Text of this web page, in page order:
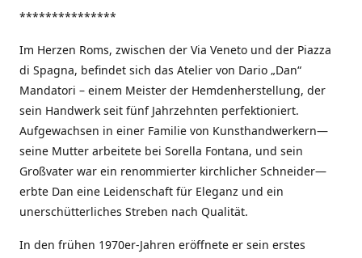
***************
Im Herzen Roms, zwischen der Via Veneto und der Piazza
di Spagna, befindet sich das Atelier von Dario „Dan“
Mandatori – einem Meister der Hemdenherstellung, der
sein Handwerk seit fünf Jahrzehnten perfektioniert.
Aufgewachsen in einer Familie von Kunsthandwerkern—
seine Mutter arbeitete bei Sorella Fontana, und sein
Großvater war ein renommierter kirchlicher Schneider—
erbte Dan eine Leidenschaft für Eleganz und ein
unerschütterliches Streben nach Qualität.
In den frühen 1970er-Jahren eröffnete er sein erstes